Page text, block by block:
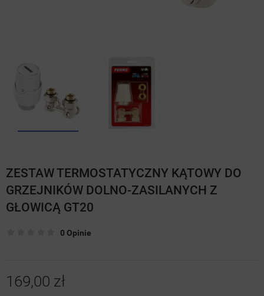
ZESTAW TERMOSTATYCZNY KĄTOWY DO
GRZEJNIKÓW DOLNO-ZASILANYCH Z
GŁOWICĄ GT20
0 Opinie
169,00 zł